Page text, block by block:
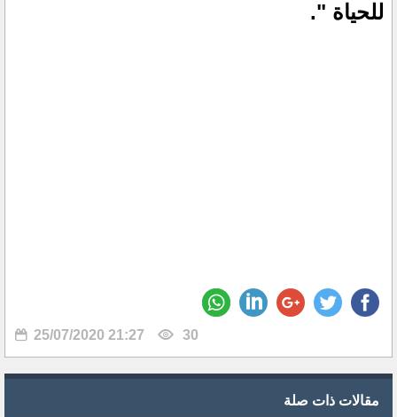
للحياة ".
25/07/2020 21:27 30
مقالات ذات صلة